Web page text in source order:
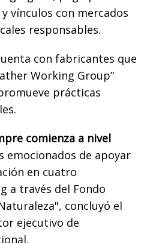
vínculos con mercados
responsables.
con fabricantes que
Working Group”
prácticas
comienza a nivel
emocionados de apoyar
en cuatro
a través del Fondo
concluyó el
ejecutivo de